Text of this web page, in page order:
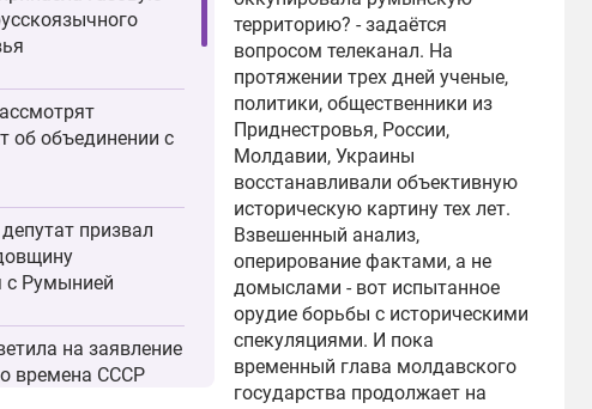
об объединении с
призвал
с Румынией
на заявление
времена СССР
территорию? - задаётся
вопросом телеканал. На
протяжении трех дней ученые,
политики, общественники из
Приднестровья, России,
Молдавии, Украины
восстанавливали объективную
историческую картину тех лет.
Взвешенный анализ,
оперирование фактами, а не
домыслами - вот испытанное
орудие борьбы с историческими
спекуляциями. И пока
временный глава молдавского
государства продолжает на